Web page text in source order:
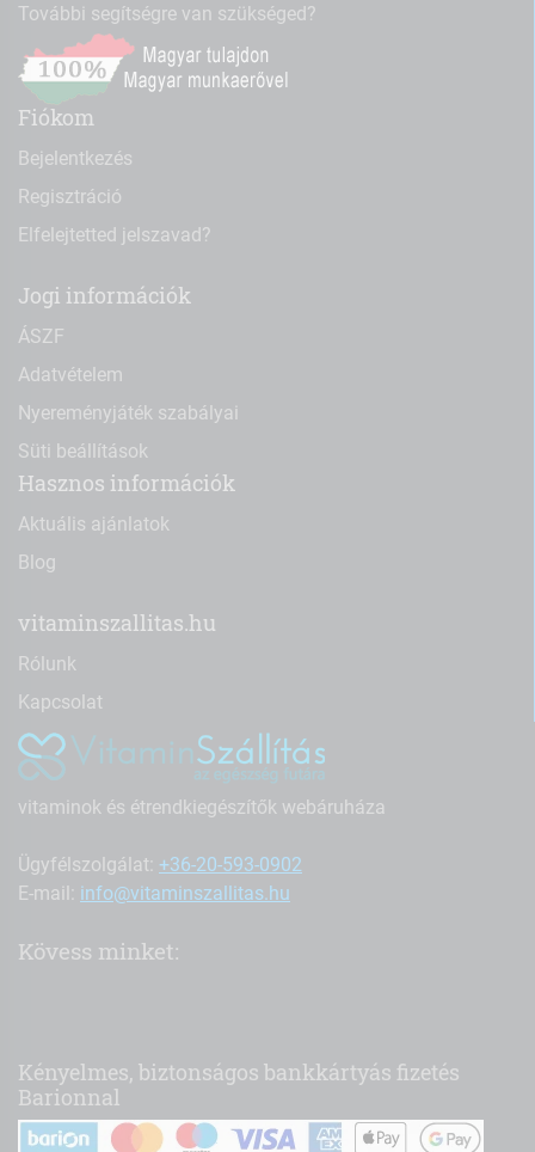
További segítségre van szükséged?
Fiókom
Bejelentkezés
Regisztráció
Elfelejtetted jelszavad?
Jogi információk
ÁSZF
Adatvételem
Nyereményjáték szabályai
Süti beállítások
Hasznos információk
Aktuális ajánlatok
Blog
vitaminszallitas.hu
Rólunk
Kapcsolat
vitaminok és étrendkiegészítők webáruháza
Ügyfélszolgálat: +36-20-593-0902
E-mail: info@vitaminszallitas.hu
Kövess minket:
Kényelmes, biztonságos bankkártyás fizetés
Barionnal